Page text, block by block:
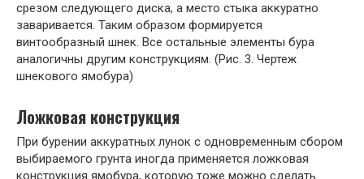
срезом следующего диска, а место стыка аккуратно
заваривается. Таким образом формируется
винтообразный шнек. Все остальные элементы бура
аналогичны другим конструкциям. (Рис. 3. Чертеж
шнекового ямобура)
Ложковая конструкция
При бурении аккуратных лунок с одновременным сбором
выбираемого грунта иногда применяется ложковая
конструкция ямобура, которую тоже можно сделать